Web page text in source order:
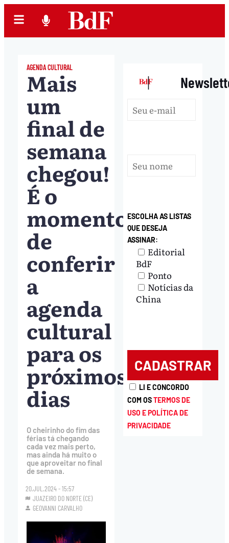
AGENDA CULTURAL
Mais
um
final de
semana
chegou!
É o
momento
de
conferir
a
agenda
cultural
para os
próximos
dias
O cheirinho do fim das
férias tá chegando
cada vez mais perto,
mas ainda há muito o
que aproveitar no final
de semana.
20.JUL.2024 - 15:57
JUAZEIRO DO NORTE (CE)
GEOVANNI CARVALHO
|
ESCOLHA AS LISTAS
QUE DESEJA
ASSINAR:
Editorial
BdF
Ponto
Notícias da
China
LI E CONCORDO
COM OSTERMOS DE
USO E POLÍTICA DE
PRIVACIDADE